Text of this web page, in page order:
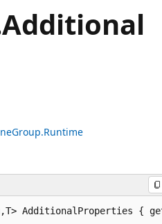
AdditionalProperties {